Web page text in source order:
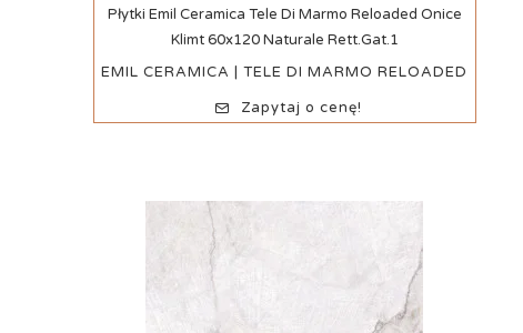
Płytki Emil Ceramica Tele Di Marmo Reloaded Onice
Klimt 60x120 Naturale Rett.Gat.1
EMIL CERAMICA | TELE DI MARMO RELOADED
Zapytaj o cenę!
Szybki podgląd